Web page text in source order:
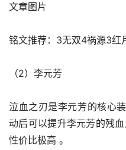
文章图片
铭文推荐：3无双4祸源3红
（2）李元芳
泣血之刃是李元芳的核心
动后可以提升李元芳的残
性价比极高 。